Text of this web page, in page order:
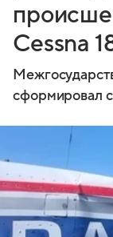
Cessna
сформировал